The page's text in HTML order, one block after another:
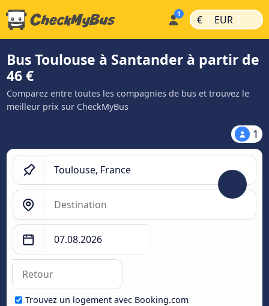
€ | EUR |
Bus Toulouse à Santander à partir de
46 €
Comparez entre toutes les compagnies de bus et trouvez le
meilleur prix sur CheckMyBus
1
Trouvez un logement avec Booking.com